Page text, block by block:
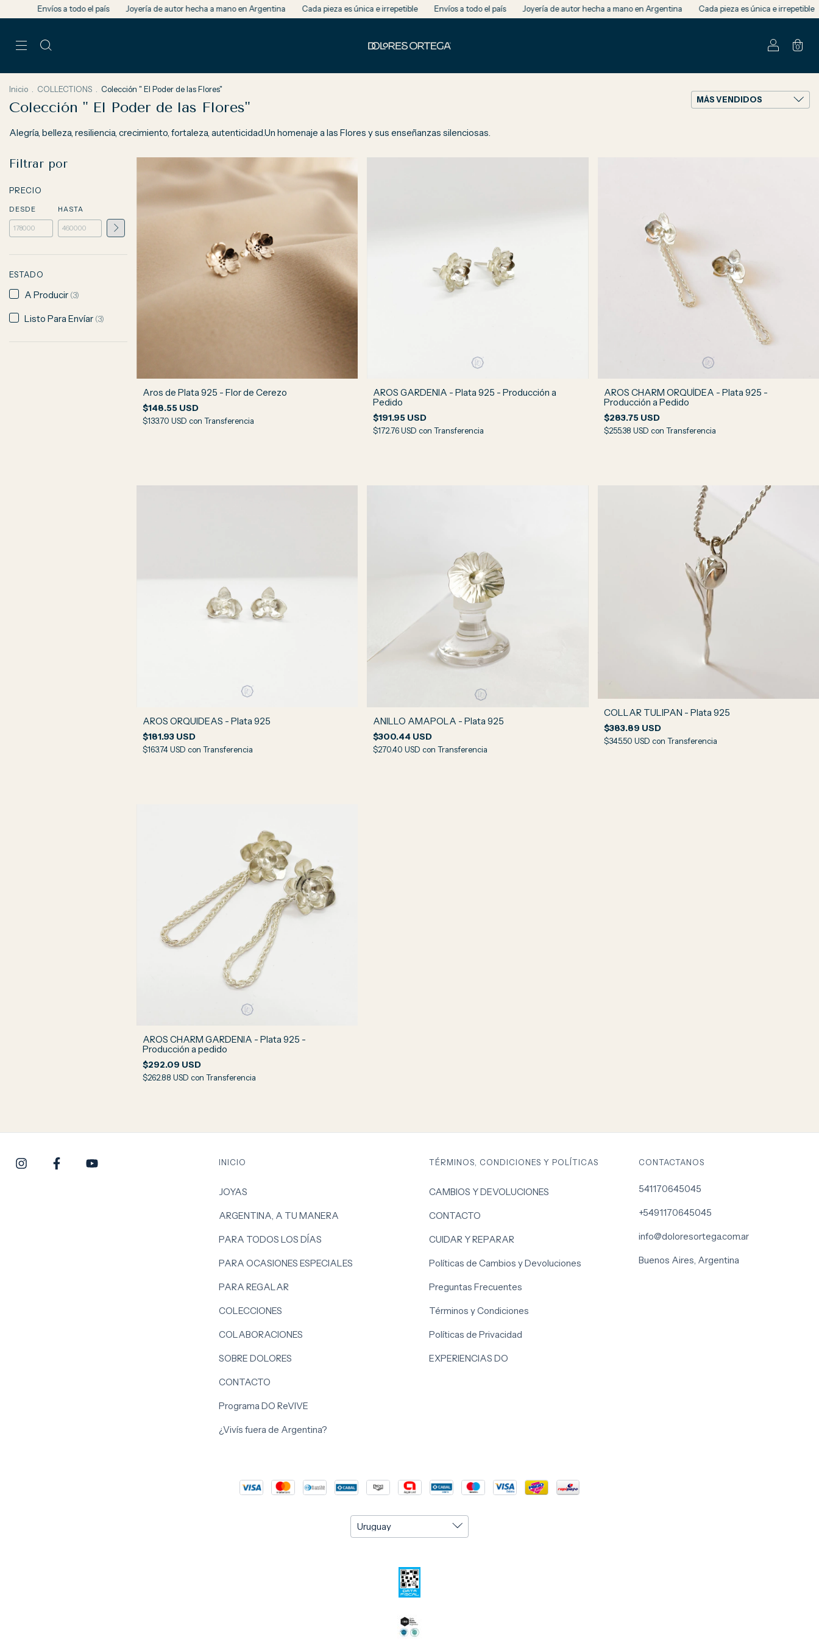
a todo el país Joyería de autor hecha a mano en Argentina Cada pieza es única e irrepetible Envíos a todo el país Joyería de autor hecha a mano en Argentina Cada pieza es única e irrepetible Envíos
0
Inicio COLLECTIONS Colección " El Poder de las Flores"
Colección " El Poder de las Flores"
Alegría, belleza, resiliencia, crecimiento, fortaleza, autenticidad.Un homenaje a las Flores y sus enseñanzas silenciosas.
Filtrar por
PRECIO
DESDE HASTA
ESTADO
A Producir (3)
Listo Para Envíar (3)
Aros de Plata 925 - Flor de Cerezo
$148.55 USD
$133.70 USD con Transferencia
AROS GARDENIA - Plata 925 - Producción a
Pedido
$191.95 USD
$172.76 USDcon Transferencia
AROS CHARM ORQUÍDEA - Plata 925 -
Producción a Pedido
$283.75 USD
$255.38 USD con Transferencia
AROS ORQUIDEAS - Plata 925
$181.93 USD
$163.74 USD con Transferencia
ANILLO AMAPOLA - Plata 925
$300.44 USD
$270.40 USDcon Transferencia
COLLAR TULIPAN - Plata 925
$383.89 USD
$345.50 USD con Transferencia
AROS CHARM GARDENIA - Plata 925 -
Producción a pedido
$292.09 USD
$262.88 USD con Transferencia
INICIO
JOYAS
ARGENTINA, A TU MANERA
PARA TODOS LOS DÍAS
PARA OCASIONES ESPECIALES
PARA REGALAR
COLECCIONES
COLABORACIONES
SOBRE DOLORES
CONTACTO
Programa DO ReVIVE
¿Vivís fuera de Argentina?
TÉRMINOS, CONDICIONES Y POLÍTICAS
CAMBIOS Y DEVOLUCIONES
CONTACTO
CUIDAR Y REPARAR
Políticas de Cambios y Devoluciones
Preguntas Frecuentes
Términos y Condiciones
Políticas de Privacidad
EXPERIENCIAS DO
CONTACTANOS
541170645045
+5491170645045
info@doloresortega.com.ar
Buenos Aires, Argentina